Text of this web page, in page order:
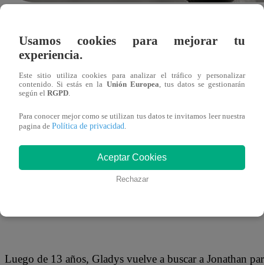
En esta edición de Tengo Algo Que Decirte
protagonista a una mujer que buscó a su ex pareja
Gladys le contó a Lady Guillén que hace 15 años
de su amor quedó embarazada, pero la mala relación
Luego de 13 años, Gladys vuelve a buscar a Jonathan
Usamos cookies para mejorar tu
experiencia.
Este sitio utiliza cookies para analizar el tráfico y personalizar
contenido. Si estás en la Unión Europea , tus datos se gestionarán
según el RGPD
Para conocer mejor como se utilizan tus datos te invitamos leer nuestra
pagina de Política de privacidad
Aceptar Cookies
Rechazar